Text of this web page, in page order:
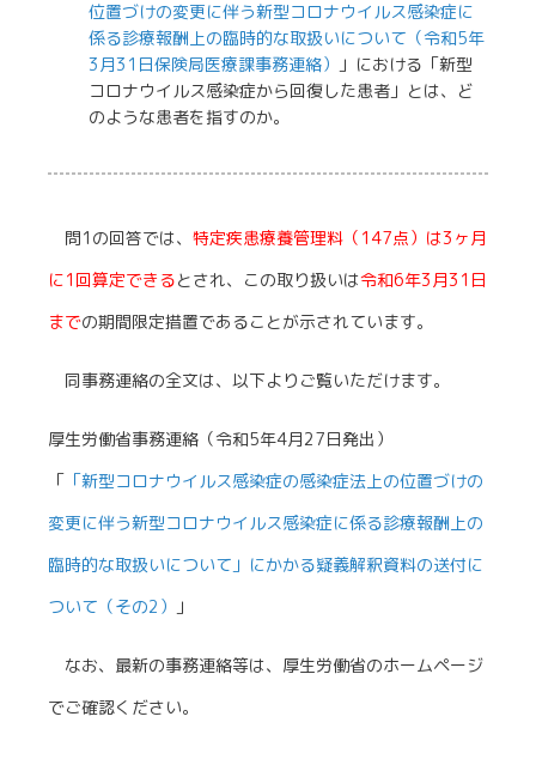
位置づけの変更に伴う新型コロナウイルス感染症に
係る診療報酬上の臨時的な取扱いについて（令和5年
3月31日保険局医療課事務連絡）
」における「新型
コロナウイルス感染症から回復した患者」とは、ど
のような患者を指すのか。
問1の回答では、 特定疾患療養管理料（147点）は3ヶ月
に1回算定できるとされ、この取り扱いは令和6年3月31日
までの期間限定措置であることが示されています。
同事務連絡の全文は、以下よりご覧いただけます。
厚生労働省事務連絡（令和5年4月27日発出）
「 「新型コロナウイルス感染症の感染症法上の位置づけの
変更に伴う新型コロナウイルス感染症に係る診療報酬上の
臨時的な取扱いについて」にかかる疑義解釈資料の送付に
ついて（その2）
」
なお、最新の事務連絡等は、厚生労働省のホームページ
でご確認ください。